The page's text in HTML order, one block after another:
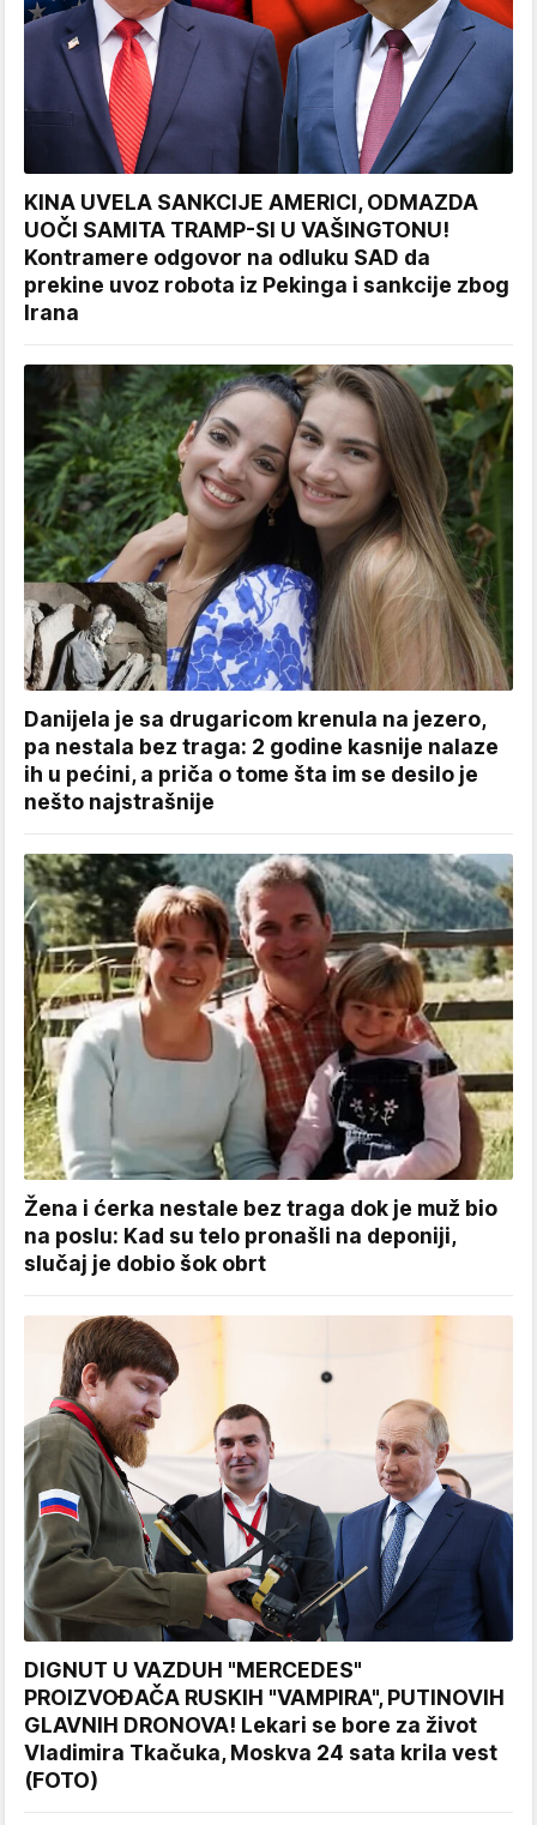
KINA UVELA SANKCIJE AMERICI, ODMAZDA
UOČI SAMITA TRAMP-SI U VAŠINGTONU!
Kontramere odgovor na odluku SAD da
prekine uvoz robota iz Pekinga i sankcije zbog
Irana
Danijela je sa drugaricom krenula na jezero,
pa nestala bez traga: 2 godine kasnije nalaze
ih u pećini, a priča o tome šta im se desilo je
nešto najstrašnije
Žena i ćerka nestale bez traga dok je muž bio
na poslu: Kad su telo pronašli na deponiji,
slučaj je dobio šok obrt
DIGNUT U VAZDUH "MERCEDES"
PROIZVOĐAČA RUSKIH "VAMPIRA", PUTINOVIH
GLAVNIH DRONOVA! Lekari se bore za život
Vladimira Tkačuka, Moskva 24 sata krila vest
(FOTO)